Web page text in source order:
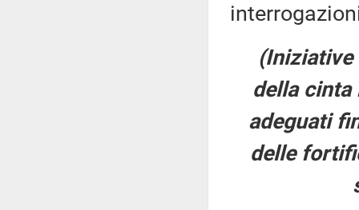
(Iniziative
della cinta
adeguati
delle